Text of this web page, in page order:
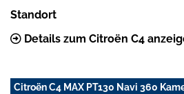
Standort
Details zum Citroën C4
Citroën C4 MAX PT130 Navi 360